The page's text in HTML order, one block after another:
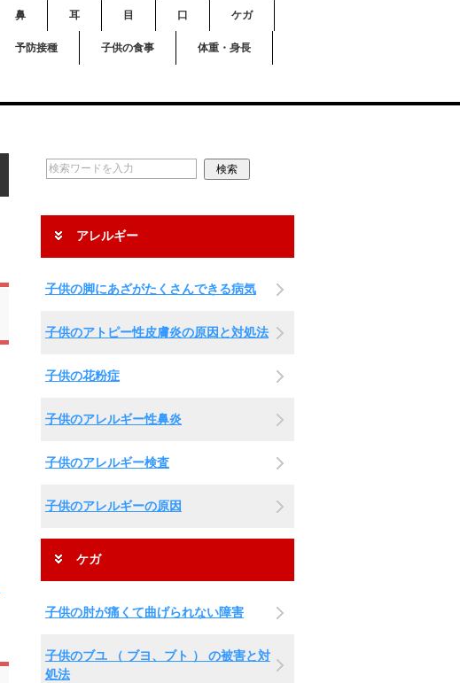
鼻 耳 目 口 ケガ
予防接種 子供の食事 体重・身長
アレルギー
子供の脚にあざがたくさんできる病気
子供のアトピー性皮膚炎の原因と対処法
子供の花粉症
子供のアレルギー性鼻炎
子供のアレルギー検査
子供のアレルギーの原因
ケガ
子供の肘が痛くて曲げられない障害
子供のブユ （ ブヨ、ブト ） の被害と対
処法